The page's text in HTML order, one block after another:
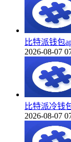
比特派钱包
2026-08-07
比特派冷钱
2026-08-07